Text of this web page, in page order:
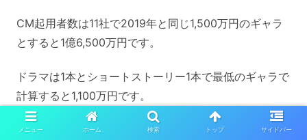
CM起用者数は11社で2019年と同じ1,500万円のギャラ
とすると1億6,500万円です。
ドラマは1本とショートストーリー1本で最低のギャラで
計算すると1,100万円です。
映画は5本出演しているので、1,500万円です。
メニュー ホーム 検索 トップ サイドバー